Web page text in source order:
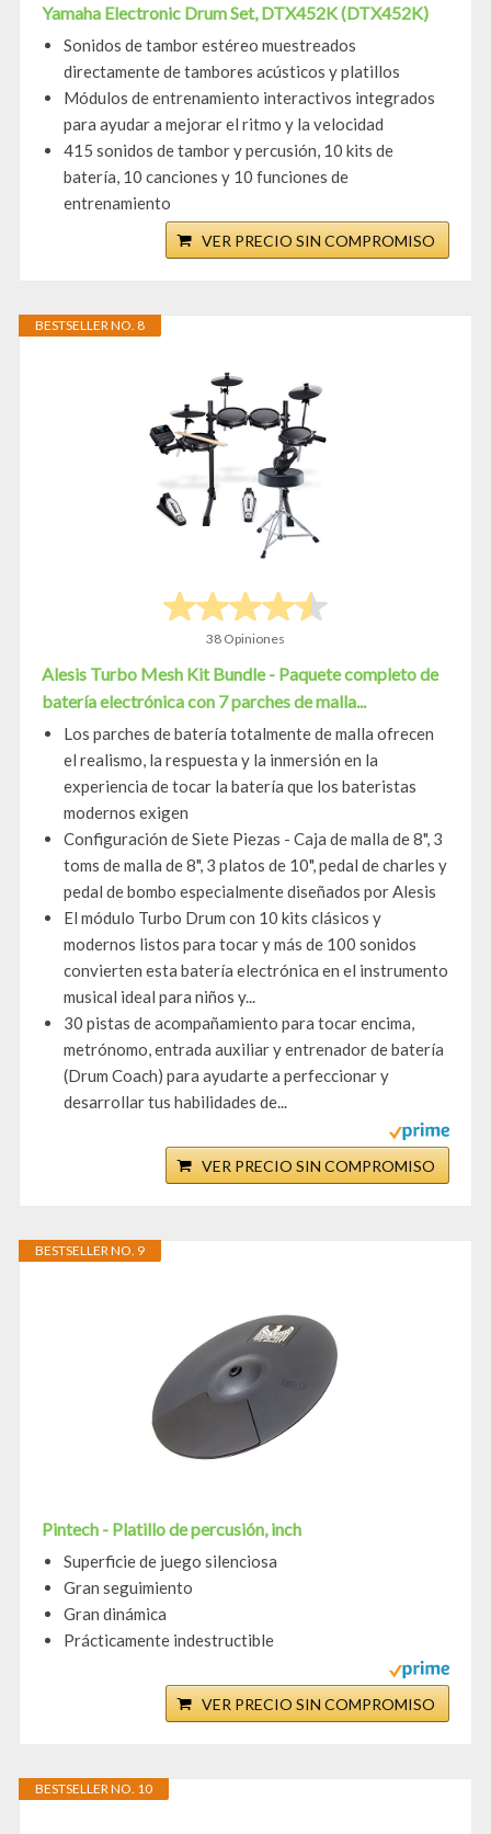
Yamaha Electronic Drum Set, DTX452K (DTX452K)
Sonidos de tambor estéreo muestreados
directamente de tambores acústicos y platillos
Módulos de entrenamiento interactivos integrados
para ayudar a mejorar el ritmo y la velocidad
415 sonidos de tambor y percusión, 10 kits de
batería, 10 canciones y 10 funciones de
entrenamiento
VER PRECIO SIN COMPROMISO
BESTSELLER NO. 8
38 Opiniones
Alesis Turbo Mesh Kit Bundle - Paquete completo de
batería electrónica con 7 parches de malla...
Los parches de batería totalmente de malla ofrecen
el realismo, la respuesta y la inmersión en la
experiencia de tocar la batería que los bateristas
modernos exigen
Configuración de Siete Piezas - Caja de malla de 8", 3
toms de malla de 8", 3 platos de 10", pedal de charles y
pedal de bombo especialmente diseñados por Alesis
El módulo Turbo Drum con 10 kits clásicos y
modernos listos para tocar y más de 100 sonidos
convierten esta batería electrónica en el instrumento
musical ideal para niños y...
30 pistas de acompañamiento para tocar encima,
metrónomo, entrada auxiliar y entrenador de batería
(Drum Coach) para ayudarte a perfeccionar y
desarrollar tus habilidades de...
VER PRECIO SIN COMPROMISO
BESTSELLER NO. 9
Pintech - Platillo de percusión, inch
Superficie de juego silenciosa
Gran seguimiento
Gran dinámica
Prácticamente indestructible
VER PRECIO SIN COMPROMISO
BESTSELLER NO. 10